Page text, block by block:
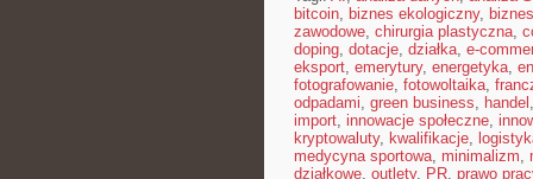
bitcoin, biznes ekologiczny,
zawodowe, chirurgia plastyczna,
doping, dotacje, działka, e-
eksport, emerytury, energetyka,
fotografowanie, fotowoltaika,
odpadami, green business, handel ,
import, innowacje społeczne,
kryptowaluty, kwalifikacje,
medycyna sportowa, minimalizm,
działkowe, outlety, PR, prawo